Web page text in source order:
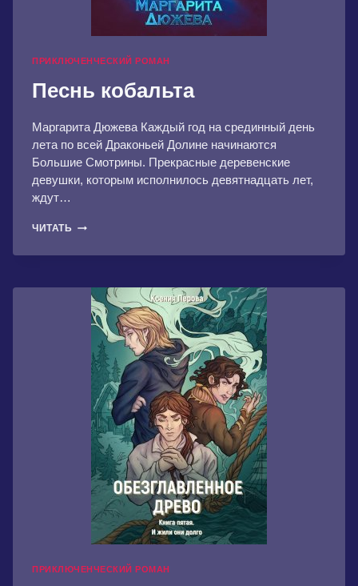
ПРИКЛЮЧЕНЧЕСКИЙ РОМАН
Песнь кобальта
Маргарита Дюжева Каждый год на срединный день
лета по всей Драконьей Долине начинаются
Большие Смотрины. Прекрасные деревенские
девушки, которым исполнилось девятнадцать лет,
ждут…
ЧИТАТЬ ПЕСНЬ
ПРИКЛЮЧЕНЧЕСКИЙ РОМАН